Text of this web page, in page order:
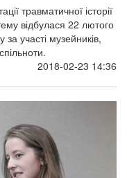
травматичної історії
відбулася 22 лютого
участі музейників,
2018-02-23 14:36